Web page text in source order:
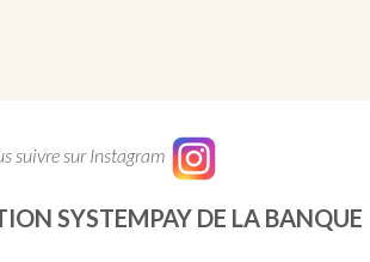
suivre sur Instagram
SYSTEMPAY DE LA BANQUE